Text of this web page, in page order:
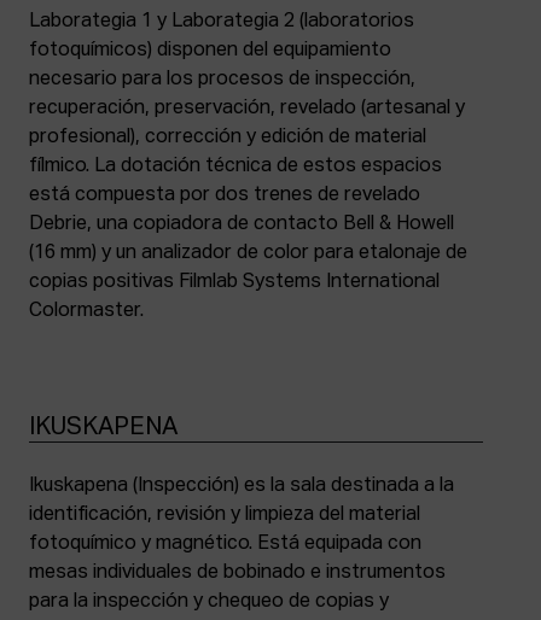
Laborategia 1 y Laborategia 2 (laboratorios
fotoquímicos) disponen del equipamiento
necesario para los procesos de inspección,
recuperación, preservación, revelado (artesanal y
profesional), corrección y edición de material
fílmico. La dotación técnica de estos espacios
está compuesta por dos trenes de revelado
Debrie, una copiadora de contacto Bell & Howell
(16 mm) y un analizador de color para etalonaje de
copias positivas Filmlab Systems International
Colormaster.
IKUSKAPENA
Ikuskapena (Inspección) es la sala destinada a la
identificación, revisión y limpieza del material
fotoquímico y magnético. Está equipada con
mesas individuales de bobinado e instrumentos
para la inspección y chequeo de copias y